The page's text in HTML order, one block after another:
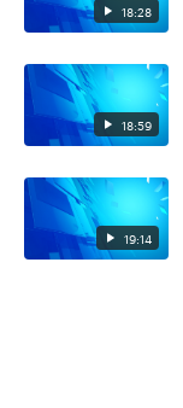
18:28
18:59
19:14